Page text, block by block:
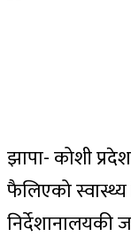
झापा- कोशी
फैलिएको
निर्देशानालयकी